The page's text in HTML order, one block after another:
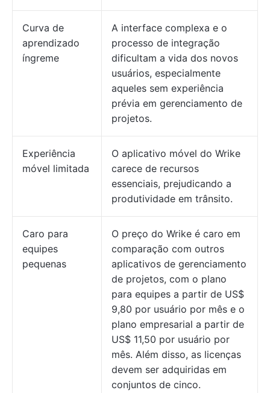
Curva de
aprendizado
íngreme
A interface complexa e o
processo de integração
dificultam a vida dos novos
usuários, especialmente
aqueles sem experiência
prévia em gerenciamento de
projetos.
Experiência
móvel limitada
O aplicativo móvel do Wrike
carece de recursos
essenciais, prejudicando a
produtividade em trânsito.
Caro para
equipes
pequenas
O preço do Wrike é caro em
comparação com outros
aplicativos de gerenciamento
de projetos, com o plano
para equipes a partir de US$
9,80 por usuário por mês e o
plano empresarial a partir de
US$ 11,50 por usuário por
mês. Além disso, as licenças
devem ser adquiridas em
conjuntos de cinco.